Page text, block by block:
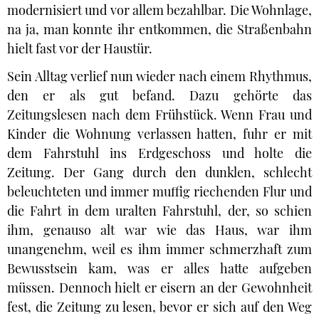
modernisiert und vor allem bezahlbar. Die Wohnlage,
na ja, man konnte ihr entkommen, die Straßenbahn
hielt fast vor der Haustür.
Sein Alltag verlief nun wieder nach einem Rhythmus,
den er als gut befand. Dazu gehörte das
Zeitungslesen nach dem Frühstück. Wenn Frau und
Kinder die Wohnung verlassen hatten, fuhr er mit
dem Fahrstuhl ins Erdgeschoss und holte die
Zeitung. Der Gang durch den dunklen, schlecht
beleuchteten und immer muffig riechenden Flur und
die Fahrt in dem uralten Fahrstuhl, der, so schien
ihm, genauso alt war wie das Haus, war ihm
unangenehm, weil es ihm immer schmerzhaft zum
Bewusstsein kam, was er alles hatte aufgeben
müssen. Dennoch hielt er eisern an der Gewohnheit
fest, die Zeitung zu lesen, bevor er sich auf den Weg